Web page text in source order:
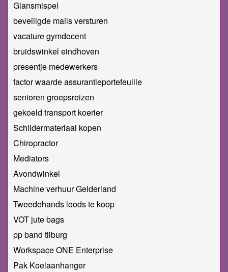
Glansmispel
beveiligde mails versturen
vacature gymdocent
bruidswinkel eindhoven
presentje medewerkers
factor waarde assurantieportefeuille
senioren groepsreizen
gekoeld transport koerier
Schildermateriaal kopen
Chiropractor
Mediators
Avondwinkel
Machine verhuur Gelderland
Tweedehands loods te koop
VOT jute bags
pp band tilburg
Workspace ONE Enterprise
Pak Koelaanhanger